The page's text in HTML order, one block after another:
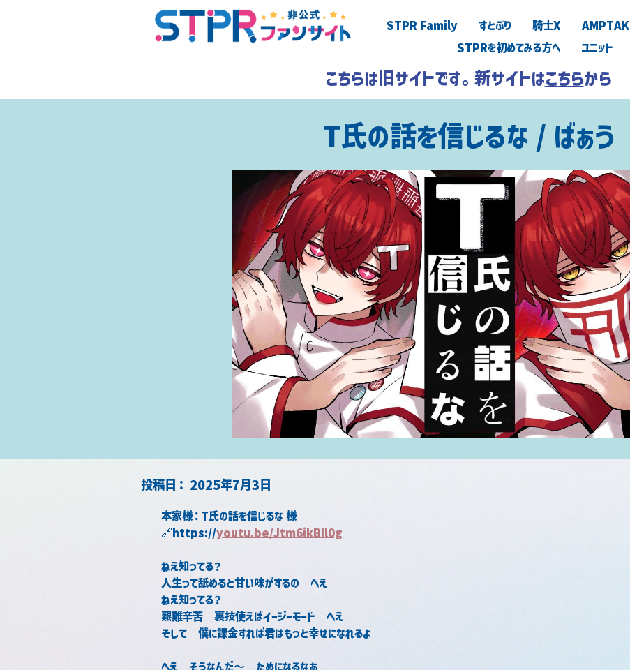
STPR Family すとぷり 騎士X AMPTAK
STPRを初めてみる方へ
ユニット
こちらは旧サイトです。新サイトはこちらから
T氏の話を信じるな / ばぁう
2025年7月3日
​投稿日：
本家様：T氏の話を信じるな 様
🔗https://youtu.be/Jtm6ikBIl0g
ねえ知ってる？
人生って舐めると甘い味がするの　へえ
ねえ知ってる？
艱難辛苦　裏技使えばイージーモード　へえ
そして　僕に課金すれば君はもっと幸せになれるよ
へえ　そうなんだ〜　ためになるなあ